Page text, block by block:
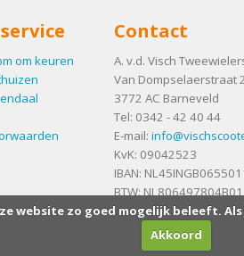
om keuren
Contact
A. v.d. Visch
Van Dompselaerstraat
3772 AC Barneveld
Tel: 0342 - 42 40 44
E-mail:
KvK: 09042523
IBAN:
BTW: NL806497804B01
website zo goed mogelijk beleeft.
Akkoord